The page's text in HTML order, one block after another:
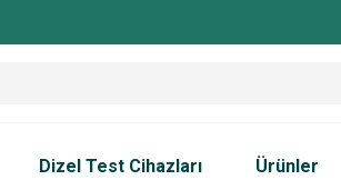
Dizel Test Cihazları Ürünler